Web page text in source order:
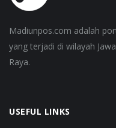
Madiunpos.com adalah
yang terjadi di wilayah
Raya.
USEFUL LINKS